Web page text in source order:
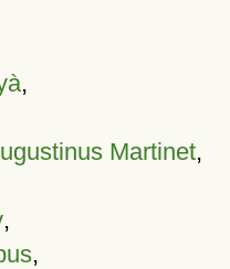
,
Martinet,
,
,